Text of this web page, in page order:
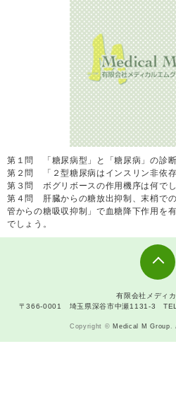
第１問 「糖尿病型」と「糖尿病」の診断
第２問 「２型糖尿病はインスリン非依存
第３問 ボグリボースの作用機序は何でし
第４問 肝臓からの糖放出抑制、末梢で
管からの糖吸収抑制」で血糖降下作用を
でしょう。
有限会社メディ
〒366-0001 埼玉県深谷市中瀬1131-3
Copyright © Medical M Group.